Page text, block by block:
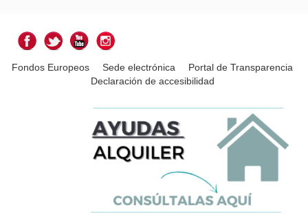
Fondos Europeos Sede electrónica
Portal de Transparencia
Declaración de accesibilidad